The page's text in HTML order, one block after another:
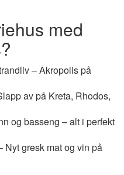
med
– Akropolis på
av på Kreta, Rhodos,
og basseng – alt i perfekt
Nyt gresk mat og vin på